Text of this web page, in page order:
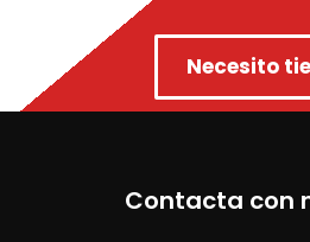
Necesito
Contacta con